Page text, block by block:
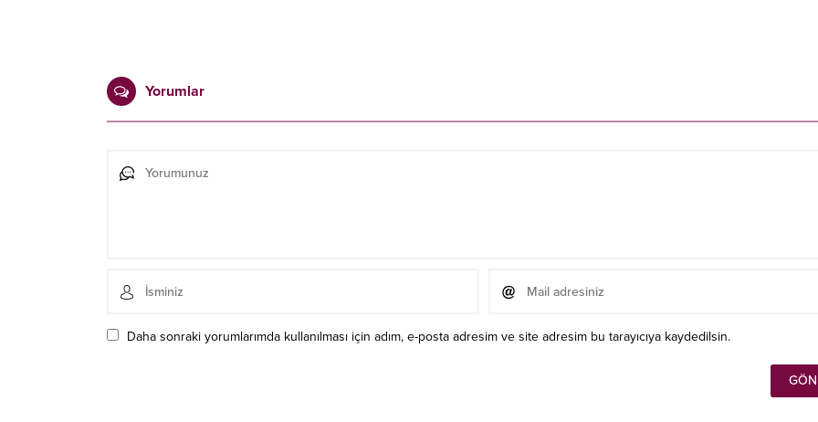
Yorumlar
Daha sonraki yorumlarımda kullanılması için adım, e-posta adresim ve site adresim bu tarayıcıya kaydedilsin.